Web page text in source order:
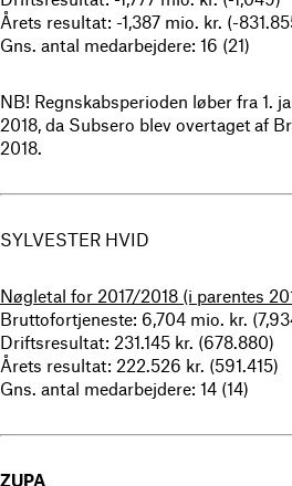
Årets resultat: -1,387 mio. kr. (-
Gns. antal medarbejdere: 16 (21)
NB! Regnskabsperioden løber fra 1.
2018, da Subsero blev overtaget af
2018.
SYLVESTER HVID
Nøgletal for 2017/2018 (i parentes
Bruttofortjeneste: 6,704 mio. kr.
Driftsresultat: 231.145 kr. (678.880)
Årets resultat: 222.526 kr. (591.415)
Gns. antal medarbejdere: 14 (14)
ZUPA